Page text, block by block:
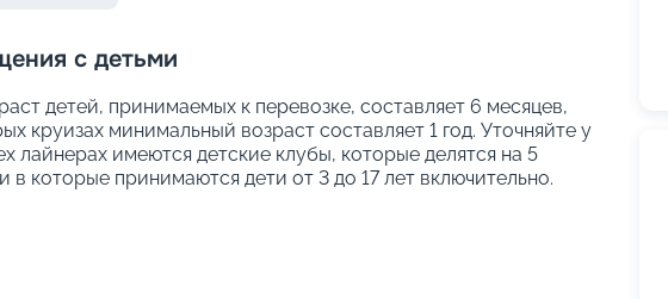
с детьми
детей, принимаемых к перевозке, составляет 6 месяцев,
круизах минимальный возраст составляет 1 год. Уточняйте у
лайнерах имеются детские клубы, которые делятся на 5
в которые принимаются дети от 3 до 17 лет включительно.